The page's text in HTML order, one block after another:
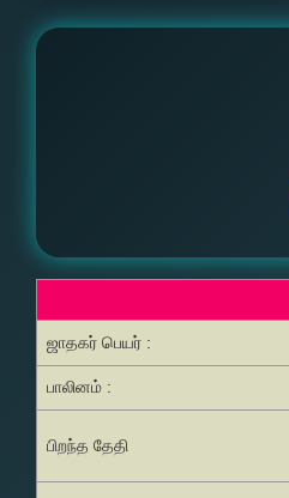
ஜாதகர் பெயர் :
பாலினம் :
பிறந்த தேதி